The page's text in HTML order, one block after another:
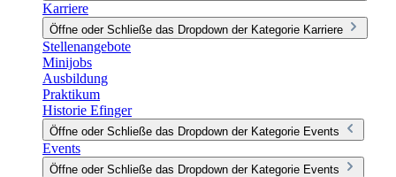
Karriere
Öffne oder Schließe das Dropdown der Kategorie Karriere
Stellenangebote
Minijobs
Ausbildung
Praktikum
Historie Efinger
Öffne oder Schließe das Dropdown der Kategorie Events
Events
Öffne oder Schließe das Dropdown der Kategorie Events